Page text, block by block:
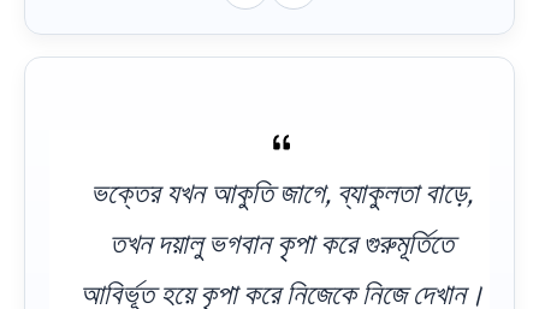
ভক্তের যখন আকুতি জাগে, ব্যাকুলতা বাড়ে,
তখন দয়ালু ভগবান কৃপা করে গুরুমূর্তিতে
আবির্ভূত হয়ে কৃপা করে নিজেকে নিজে দেখান।